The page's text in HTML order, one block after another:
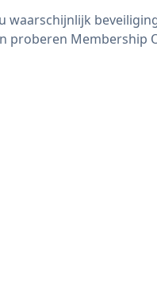
waarschijnlijk
proberen Membership